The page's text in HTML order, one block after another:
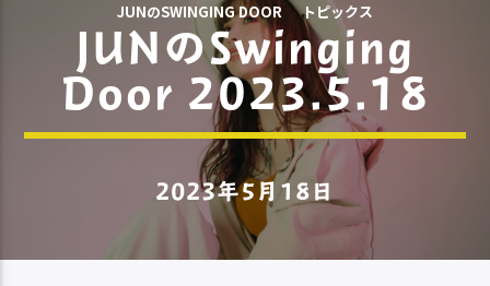
JUNのSWINGING DOOR トピックス
JUNのSwinging
Door 2023.5.18
2023年5月18日